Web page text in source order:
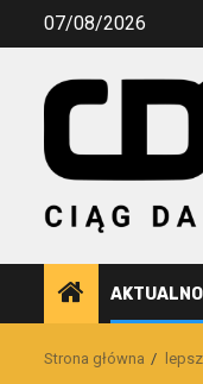
Przejdź07/08/2026
Strona główna